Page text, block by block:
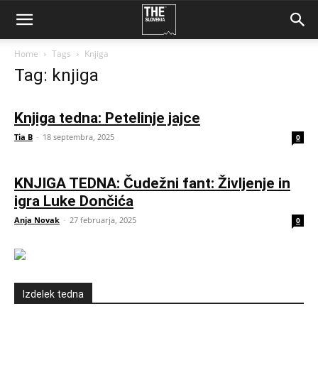
Home Tags Knjiga
Tag: knjiga
Knjiga tedna: Petelinje jajce
Tia B - 18 septembra, 2025 0
KNJIGA TEDNA: Čudežni fant: Življenje in
igra Luke Dončića
Anja Novak - 27 februarja, 2025 0
Izdelek tedna